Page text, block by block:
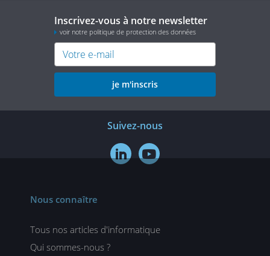
Inscrivez-vous à notre newsletter
voir notre politique de protection des données
je m'inscris
Suivez-nous
 
Nous connaître
Tous nos articles d'informatique
Qui sommes-nous ?